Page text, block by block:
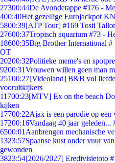
27300:44De Avondetappe #176 -
400:40Het gezellige Eurojackpot
5800:39[ATP Tour] #169 Tosti
27600:37Tropisch aquarium #73 -
18600:35Big Brother International
OT
20200:32Politieke meme's en
9200:31Vrouwen willen geen man
25100:27[Videoland] B&B vol
vooruitkijkers
11700:23[MTV] Ex on the beach
kijken
17700:22Ajax is een parodie op
17200:16Vandaag 40 jaar geleden...
6500:01 Aanbrengen mechanische
1323:57Spaanse kust onder vuur
gewonden
3823:54[2026/2027] Eredivisietoto